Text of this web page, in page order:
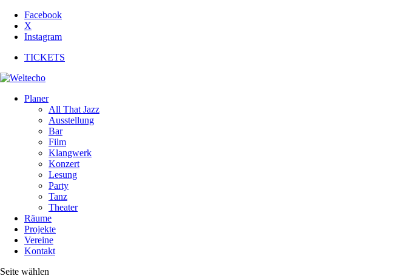
Facebook
X
Instagram
TICKETS
Planer
All That Jazz
Ausstellung
Bar
Film
Klangwerk
Konzert
Lesung
Party
Tanz
Theater
Räume
Projekte
Vereine
Kontakt
Seite wählen